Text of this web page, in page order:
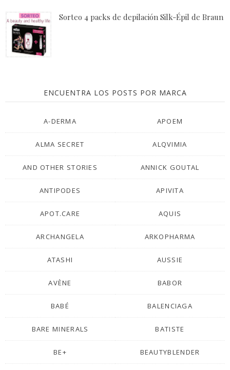
Sorteo 4 packs de depilación Silk-Épil de Braun
ENCUENTRA LOS POSTS POR MARCA
A-DERMA APOEM
ALMA SECRET ALQVIMIA
AND OTHER STORIES ANNICK GOUTAL
ANTIPODES APIVITA
APOT.CARE AQUIS
ARCHANGELA ARKOPHARMA
ATASHI AUSSIE
AVÈNE BABOR
BABÉ BALENCIAGA
BARE MINERALS BATISTE
BE+ BEAUTYBLENDER